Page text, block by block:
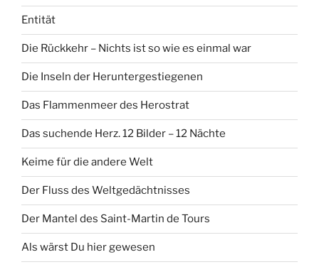
Entität
Die Rückkehr – Nichts ist so wie es einmal war
Die Inseln der Heruntergestiegenen
Das Flammenmeer des Herostrat
Das suchende Herz. 12 Bilder – 12 Nächte
Keime für die andere Welt
Der Fluss des Weltgedächtnisses
Der Mantel des Saint-Martin de Tours
Als wärst Du hier gewesen